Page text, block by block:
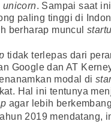
unicorn. Sampai saat
paling tinggi di
berharap muncul
tidak terlepas dari
Google dan AT
modal di
Hal ini tentunya
agar lebih
2019 mendatang,